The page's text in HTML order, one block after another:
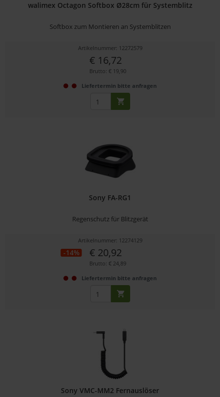
walimex Octagon Softbox Ø28cm für Systemblitz
Softbox zum Montieren an Systemblitzen
Artikelnummer: 12272579
€ 16,72
Brutto: € 19,90
Liefertermin bitte anfragen
Sony FA-RG1
Regenschutz für Blitzgerät
Artikelnummer: 12274129
-14% € 20,92
Brutto: € 24,89
Liefertermin bitte anfragen
Sony VMC-MM2 Fernauslöser